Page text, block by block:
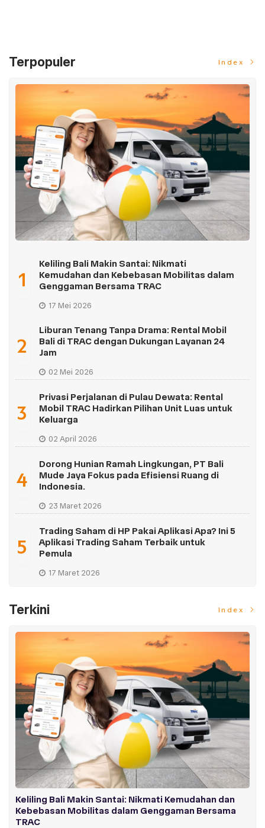
Terpopuler Index
1
Keliling Bali Makin Santai: Nikmati
Kemudahan dan Kebebasan Mobilitas dalam
Genggaman Bersama TRAC
17 Mei 2026
2
Liburan Tenang Tanpa Drama: Rental Mobil
Bali di TRAC dengan Dukungan Layanan 24
Jam
02 Mei 2026
3
Privasi Perjalanan di Pulau Dewata: Rental
Mobil TRAC Hadirkan Pilihan Unit Luas untuk
Keluarga
02 April 2026
4
Dorong Hunian Ramah Lingkungan, PT Bali
Mude Jaya Fokus pada Efisiensi Ruang di
Indonesia.
23 Maret 2026
5
Trading Saham di HP Pakai Aplikasi Apa? Ini 5
Aplikasi Trading Saham Terbaik untuk
Pemula
17 Maret 2026
Terkini Index
Keliling Bali Makin Santai: Nikmati Kemudahan dan
Kebebasan Mobilitas dalam Genggaman Bersama
TRAC